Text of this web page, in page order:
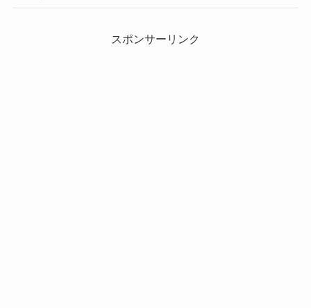
スポンサーリンク